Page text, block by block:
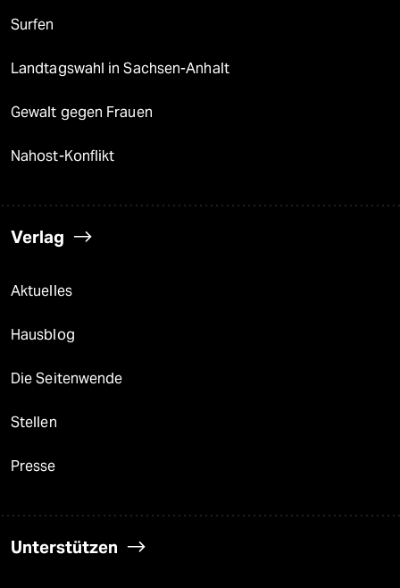
Surfen
Landtagswahl in Sachsen-Anhalt
Gewalt gegen Frauen
Nahost-Konflikt
Verlag
Aktuelles
Hausblog
Die Seitenwende
Stellen
Presse
Unterstützen